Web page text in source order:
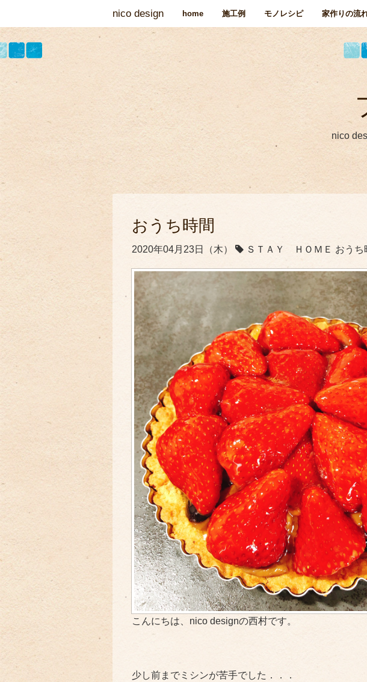
nico design home 施工例 モノレシピ 家作りの流
nico
おうち時間
2020年04月23日（木） ＳＴＡＹ ＨＯＭＥ おうち
こんにちは、nico designの西村です。
少し前までミシンが苦手でした．．．